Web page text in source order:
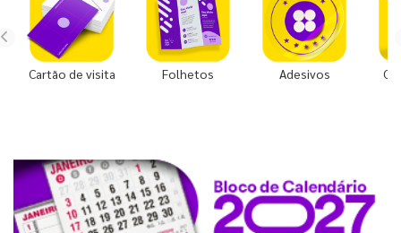
Cartão de visita Folhetos Adesivos